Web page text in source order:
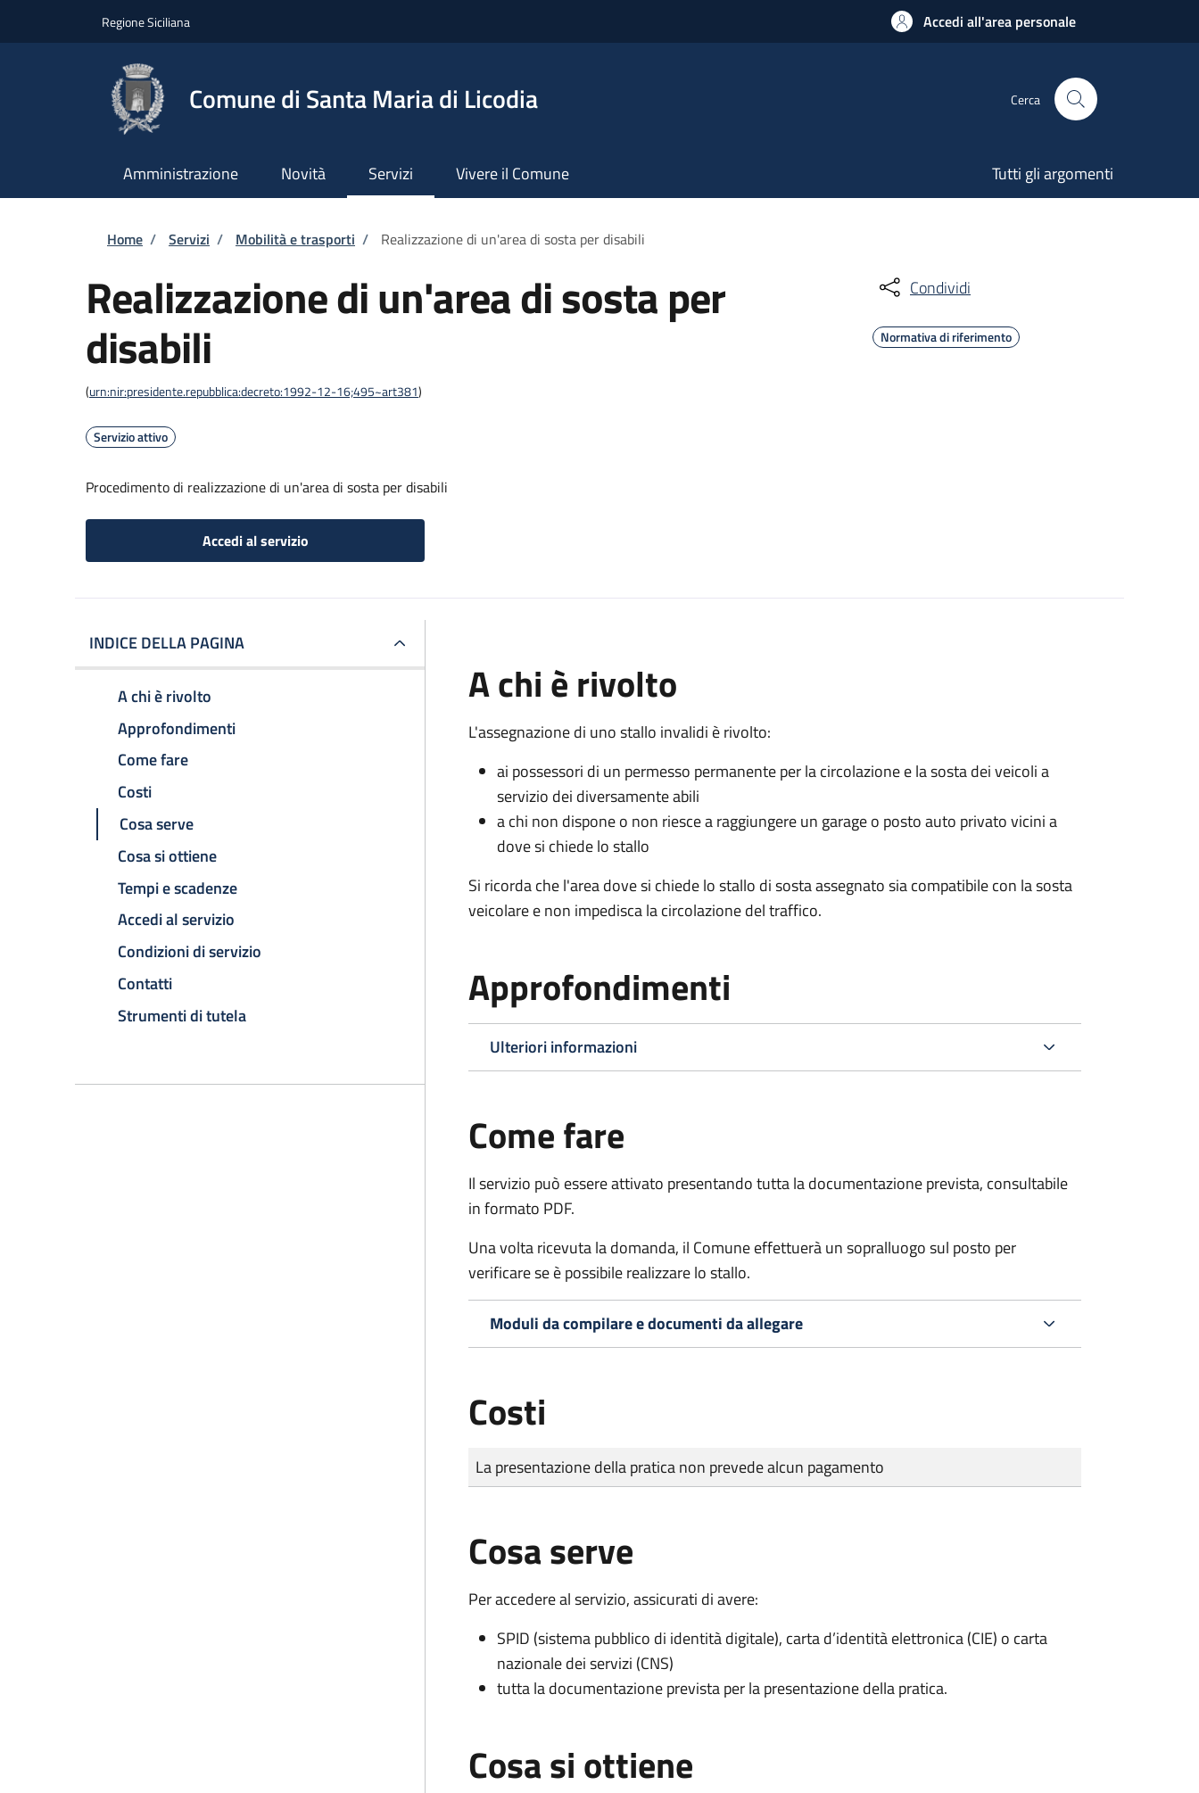
Regione Siciliana Accedi all'area personale
Comune di Santa Maria di Licodia Cerca
Amministrazione Novità Servizi Vivere il Comune Tutti gli argomenti
Briciole di pane
Home / Servizi / Mobilità e trasporti / Realizzazione di un'area di sosta per disabili
Realizzazione di un'area di sosta per
disabili
(urn:nir:presidente.repubblica:decreto:1992-12-16;495~art381)
Servizio attivo
Procedimento di realizzazione di un'area di sosta per disabili
Accedi al servizio
Condividi
Normativa di riferimento
INDICE DELLA PAGINA
A chi è rivolto
Approfondimenti
Come fare
Costi
Cosa serve
Cosa si ottiene
Tempi e scadenze
Accedi al servizio
Condizioni di servizio
Contatti
Strumenti di tutela
A chi è rivolto
L'assegnazione di uno stallo invalidi è rivolto:
ai possessori di un permesso permanente per la circolazione e la sosta dei veicoli a
servizio dei diversamente abili
a chi non dispone o non riesce a raggiungere un garage o posto auto privato vicini a
dove si chiede lo stallo
Si ricorda che l'area dove si chiede lo stallo di sosta assegnato sia compatibile con la sosta
veicolare e non impedisca la circolazione del traffico.
Approfondimenti
Ulteriori informazioni
Come fare
Il servizio può essere attivato presentando tutta la documentazione prevista, consultabile
in formato PDF.
Una volta ricevuta la domanda, il Comune effettuerà un sopralluogo sul posto per
verificare se è possibile realizzare lo stallo.
Moduli da compilare e documenti da allegare
Costi
Tipo di pagamento
Importo
La presentazione della pratica non prevede alcun pagamento
Cosa serve
Per accedere al servizio, assicurati di avere:
SPID (sistema pubblico di identità digitale), carta d’identità elettronica (CIE) o carta
nazionale dei servizi (CNS)
tutta la documentazione prevista per la presentazione della pratica.
Cosa si ottiene